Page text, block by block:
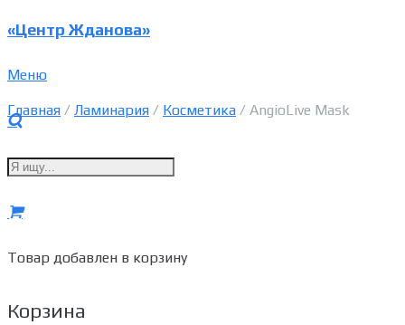
«Центр Жданова»
Меню
Товар добавлен в корзину
Корзина
Главная / Ламинария / Косметика / AngioLive Mask